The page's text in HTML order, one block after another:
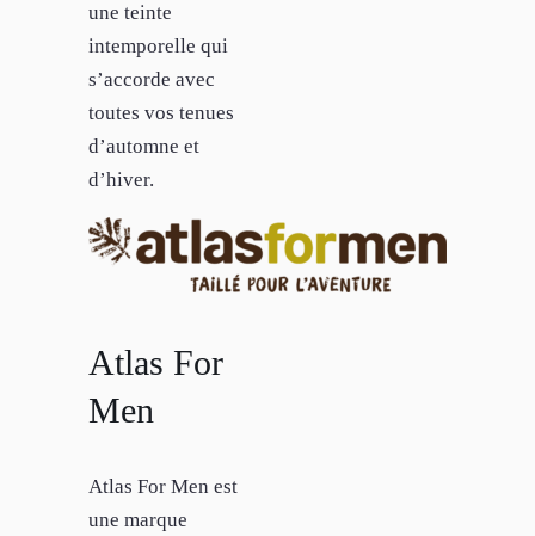
une teinte
intemporelle qui
s’accorde avec
toutes vos tenues
d’automne et
d’hiver.
Atlas For
Men
Atlas For Men est
une marque